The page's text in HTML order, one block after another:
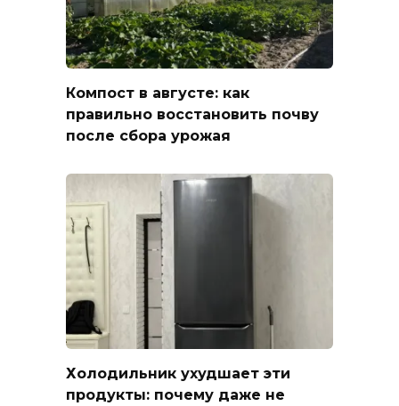
Компост в августе: как
правильно восстановить почву
после сбора урожая
Холодильник ухудшает эти
продукты: почему даже не